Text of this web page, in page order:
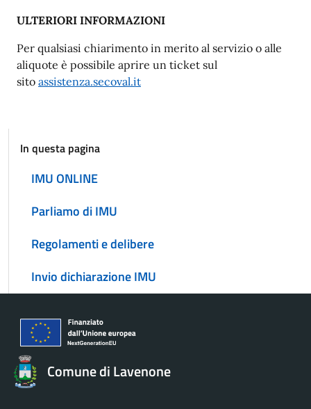
ULTERIORI INFORMAZIONI
Per qualsiasi chiarimento in merito al servizio o alle
aliquote è possibile aprire un ticket sul
sito assistenza.secoval.it
In questa pagina
IMU ONLINE
Parliamo di IMU
Regolamenti e delibere
Invio dichiarazione IMU
Comune di Lavenone